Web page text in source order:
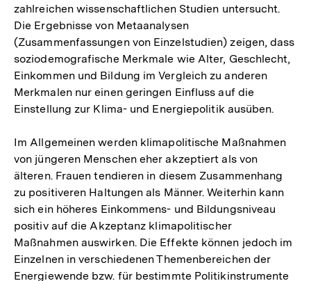
zahlreichen wissenschaftlichen Studien untersucht.
Die Ergebnisse von Metaanalysen
(Zusammenfassungen von Einzelstudien) zeigen, dass
soziodemografische Merkmale wie Alter, Geschlecht,
Einkommen und Bildung im Vergleich zu anderen
Merkmalen nur einen geringen Einfluss auf die
Einstellung zur Klima- und Energiepolitik ausüben.
Im Allgemeinen werden klimapolitische Maßnahmen
von jüngeren Menschen eher akzeptiert als von
älteren. Frauen tendieren in diesem Zusammenhang
zu positiveren Haltungen als Männer. Weiterhin kann
sich ein höheres Einkommens- und Bildungsniveau
positiv auf die Akzeptanz klimapolitischer
Maßnahmen auswirken. Die Effekte können jedoch im
Einzelnen in verschiedenen Themenbereichen der
Energiewende bzw. für bestimmte Politikinstrumente